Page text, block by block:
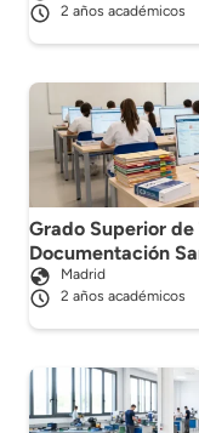
2 años académicos
Grado Superior
Documentación
Madrid
2 años académicos